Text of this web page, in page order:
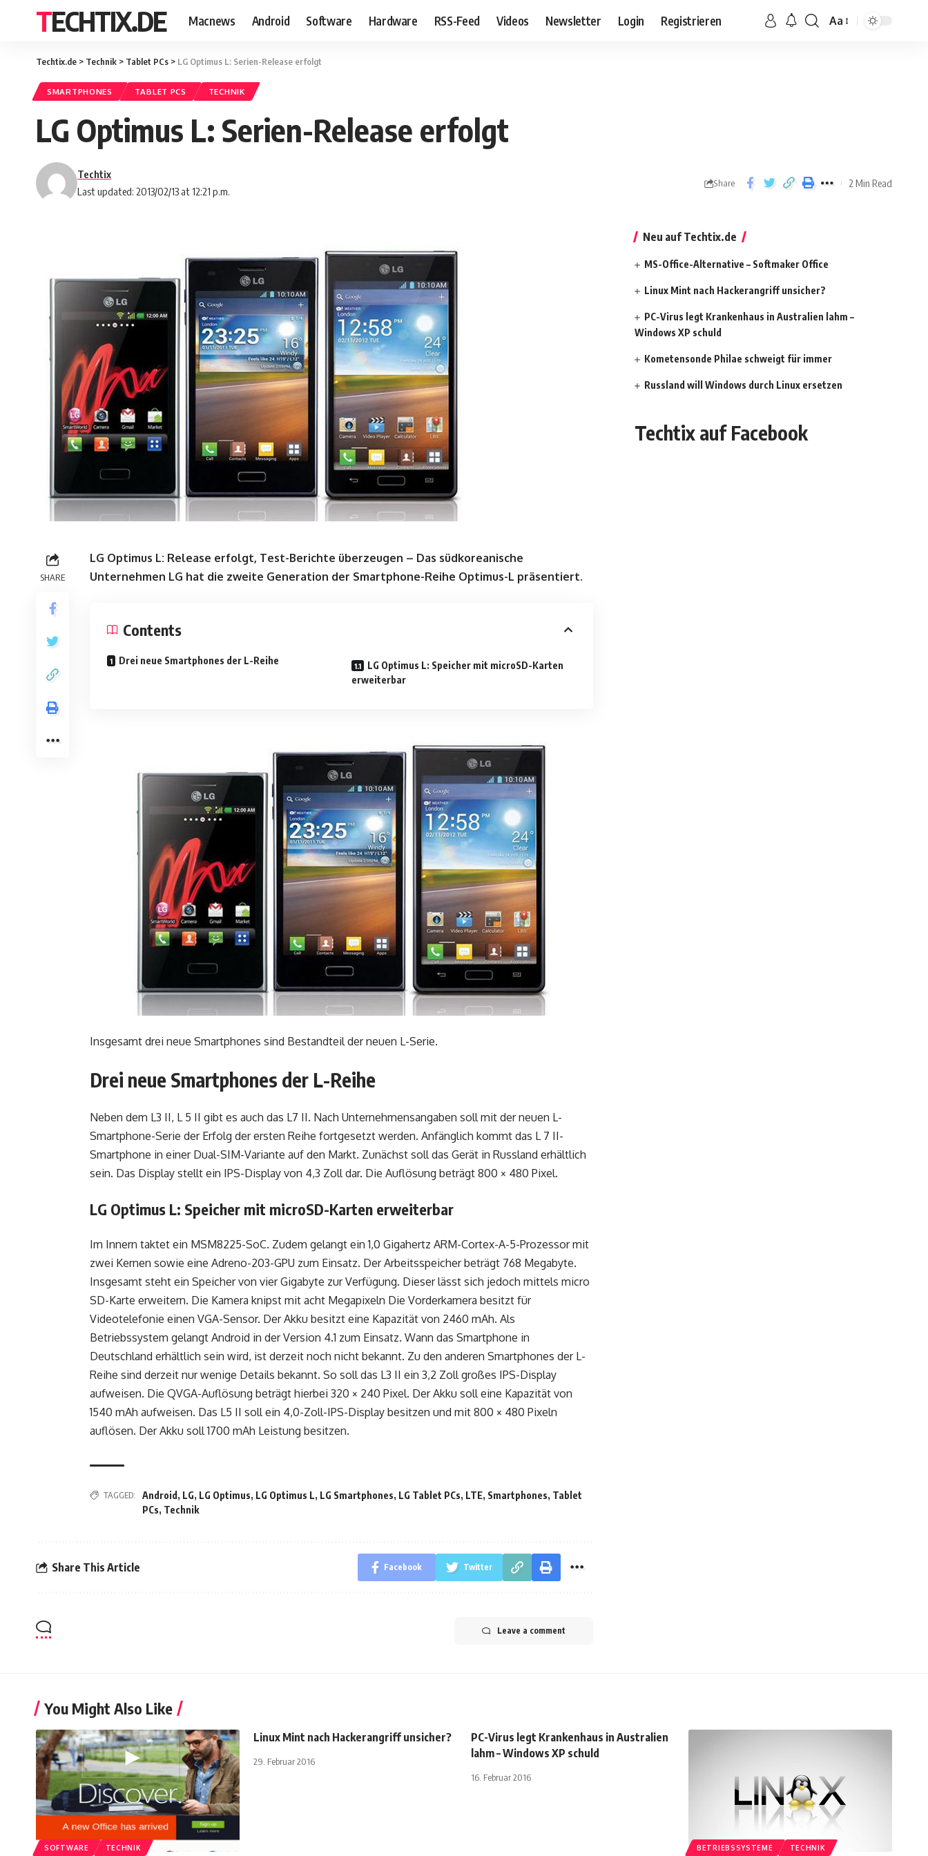
TECHTIX.DE Macnews Android Software Hardware RSS-Feed Videos Newsletter Login Registrieren Aa
Techtix.de > Technik > Tablet PCs > LG Optimus L: Serien-Release erfolgt
SMARTPHONES TABLET PCS TECHNIK
LG Optimus L: Serien-Release erfolgt
Last updated: 2013/02/13 at 12:21 p.m.
Techtix
Share 2 Min Read
SHARE
LG Optimus L: Release erfolgt, Test-Berichte überzeugen – Das südkoreanische
Unternehmen LG hat die zweite Generation der Smartphone-Reihe Optimus-L präsentiert.
Contents
Drei neue Smartphones der L-Reihe
LG Optimus L: Speicher mit microSD-Karten
erweiterbar
Insgesamt drei neue Smartphones sind Bestandteil der neuen L-Serie.
Drei neue Smartphones der L-Reihe
Neben dem L3 II, L 5 II gibt es auch das L7 II. Nach Unternehmensangaben soll mit der neuen L-
Smartphone-Serie der Erfolg der ersten Reihe fortgesetzt werden. Anfänglich kommt das L 7 II-
Smartphone in einer Dual-SIM-Variante auf den Markt. Zunächst soll das Gerät in Russland erhältlich
sein. Das Display stellt ein IPS-Display von 4,3 Zoll dar. Die Auflösung beträgt 800 × 480 Pixel.
LG Optimus L: Speicher mit microSD-Karten erweiterbar
Im Innern taktet ein MSM8225-SoC. Zudem gelangt ein 1,0 Gigahertz ARM-Cortex-A-5-Prozessor mit
zwei Kernen sowie eine Adreno-203-GPU zum Einsatz. Der Arbeitsspeicher beträgt 768 Megabyte.
Insgesamt steht ein Speicher von vier Gigabyte zur Verfügung. Dieser lässt sich jedoch mittels micro
SD-Karte erweitern. Die Kamera knipst mit acht Megapixeln Die Vorderkamera besitzt für
Videotelefonie einen VGA-Sensor. Der Akku besitzt eine Kapazität von 2460 mAh. Als
Betriebssystem gelangt Android in der Version 4.1 zum Einsatz. Wann das Smartphone in
Deutschland erhältlich sein wird, ist derzeit noch nicht bekannt. Zu den anderen Smartphones der L-
Reihe sind derzeit nur wenige Details bekannt. So soll das L3 II ein 3,2 Zoll großes IPS-Display
aufweisen. Die QVGA-Auflösung beträgt hierbei 320 × 240 Pixel. Der Akku soll eine Kapazität von
1540 mAh aufweisen. Das L5 II soll ein 4,0-Zoll-IPS-Display besitzen und mit 800 × 480 Pixeln
auflösen. Der Akku soll 1700 mAh Leistung besitzen.
TAGGED: Android , LG, LG Optimus, LG Optimus L, LG Smartphones, LG Tablet PCs, LTE, Smartphones, Tablet
PCs, Technik
Share This Article Facebook Twitter
Leave a comment
Neu auf Techtix.de
MS-Office-Alternative – Softmaker Office
Linux Mint nach Hackerangriff unsicher?
PC-Virus legt Krankenhaus in Australien lahm –
Windows XP schuld
Kometensonde Philae schweigt für immer
Russland will Windows durch Linux ersetzen
Techtix auf Facebook
You Might Also Like
SOFTWARE TECHNIK
Linux Mint nach Hackerangriff unsicher?
29. Februar 2016
PC-Virus legt Krankenhaus in Australien
lahm – Windows XP schuld
16. Februar 2016
BETRIEBSSYSTEME TECHNIK